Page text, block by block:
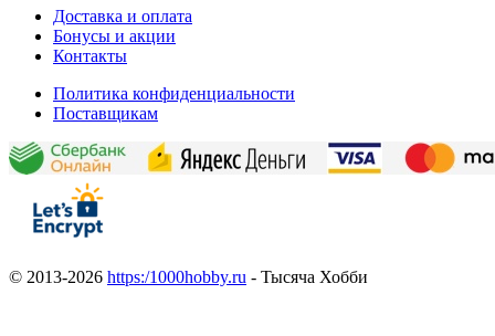
Доставка и оплата
Бонусы и акции
Контакты
Политика конфиденциальности
Поставщикам
© 2013-2026 https:/1000hobby.ru - Тысяча Хобби